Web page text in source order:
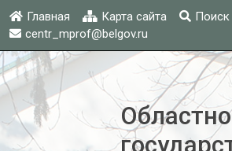
Главная Карта сайта
Поиск
centr_mprof@belgov.ru